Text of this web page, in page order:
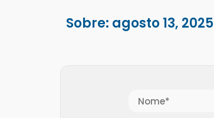
Sobre: agosto 13, 2025